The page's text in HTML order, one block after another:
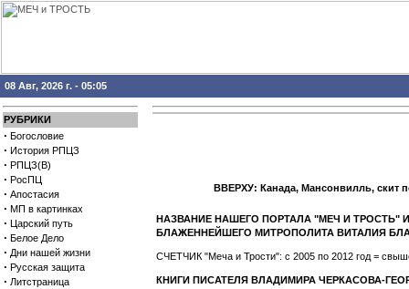
08 Авг, 2026 г. - 05:05
РУБРИКИ
· Богословие
· История РПЦЗ
· РПЦЗ(В)
· РосПЦ
· Апостасия
· МП в картинках
· Царский путь
· Белое Дело
· Дни нашей жизни
· Русская защита
· Литстраница
ВВЕРХУ: Канада, Мансонвилль, скит
НАЗВАНИЕ НАШЕГО ПОРТАЛА "МЕЧ И ТРОСТЬ"
БЛАЖЕННЕЙШЕГО МИТРОПОЛИТА ВИТАЛИЯ
СЧЕТЧИК "Меча и Трости": с 2005 по 2012 год =
КНИГИ ПИСАТЕЛЯ ВЛАДИМИРА ЧЕРКАСОВА-